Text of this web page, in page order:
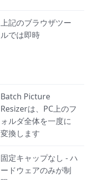
上記のブラウザツー
ルでは即時
Batch Picture
Resizerは、PC上のフ
ォルダ全体を一度に
変換します
固定キャップなし - ハ
ードウェアのみが制